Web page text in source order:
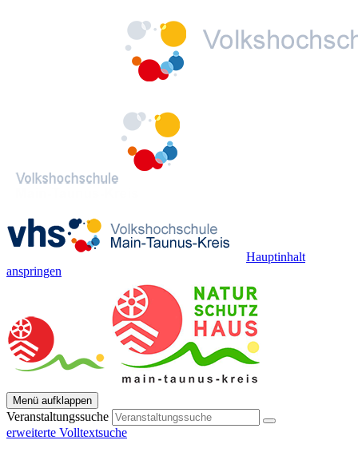
Hauptinhalt
anspringen
Menü aufklappen
Veranstaltungssuche
erweiterte Volltextsuche